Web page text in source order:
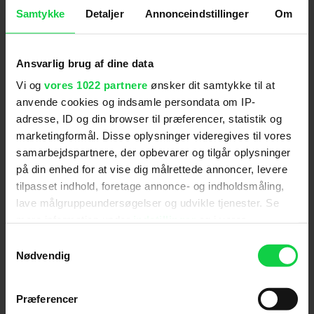
Samtykke Detaljer Annonceindstillinger Om
Ansvarlig brug af dine data
Vi og vores 1022 partnere ønsker dit samtykke til at
anvende cookies og indsamle persondata om IP-
adresse, ID og din browser til præferencer, statistik og
marketingformål. Disse oplysninger videregives til vores
samarbejdspartnere, der opbevarer og tilgår oplysninger
på din enhed for at vise dig målrettede annoncer, levere
tilpasset indhold, foretage annonce- og indholdsmåling,
lave målgruppeundersøgelser og udvikle tjenester. Se
tilbage eller ændre indstillinger fra vores
"Cookiedeklaration", eller ved at trykke på "Privacy
Nødvendig
Præferencer
reaktioner fra folk på X (tidl. Twitter), der er
overraskede.
I selvsamme interview bekræftede duoen i øvrigt
også, at man lige nu arbejder på en 3. sæson af
'Big Little Lies'.
For at se dette indhold skal
marketingcookies være slået til. Klik her
for at ændre dine indstillinger.
Anbefalet til dig
Følg os for de seneste nyheder, konkurrencer